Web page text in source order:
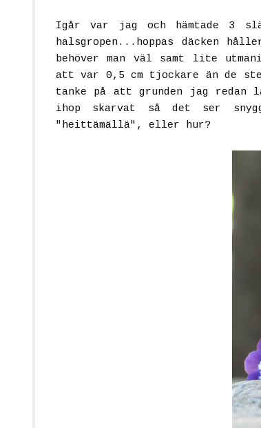
Igår var jag och hämtade 3
halsgropen...hoppas däcken
behöver man väl samt lite
att var 0,5 cm tjockare än de
tanke på att grunden jag redan
ihop skarvat så det ser
"heittämällä", eller hur?